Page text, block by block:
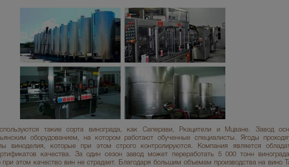
такие сорта винограда, как Саперави, Ркацители и Мцване. Завод
оборудованием, на котором работают обученные специалисты. Ягоды
виноделия, которые при этом строго контролируются. Компания является
качества. За один сезон завод может переработать 5 000 тонн
при этом качество вин не страдает. Благодаря большим объемам производства на вино